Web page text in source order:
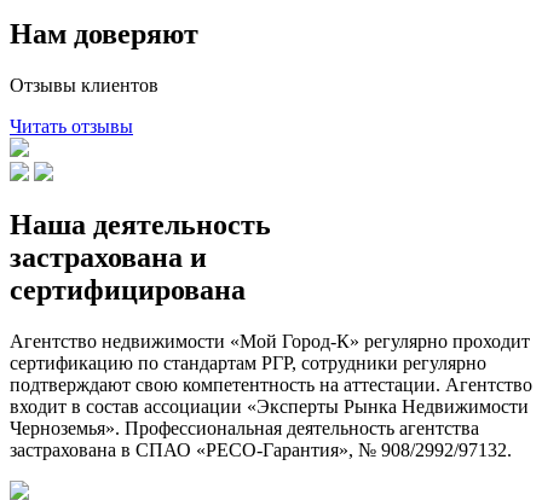
Нам доверяют
Отзывы клиентов
Читать отзывы
Наша деятельность
застрахована и
сертифицирована
Агентство недвижимости «Мой Город-К» регулярно проходит
сертификацию по стандартам РГР, сотрудники регулярно
подтверждают свою компетентность на аттестации. Агентство
входит в состав ассоциации «Эксперты Рынка Недвижимости
Черноземья». Профессиональная деятельность агентства
застрахована в СПАО «РЕСО-Гарантия», № 908/2992/97132.